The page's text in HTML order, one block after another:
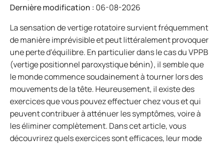
Dernière modification : 06-08-2026
La sensation de vertige rotatoire survient fréquemment
de manière imprévisible et peut littéralement provoquer
une perte d'équilibre. En particulier dans le cas du VPPB
(vertige positionnel paroxystique bénin), il semble que
le monde commence soudainement à tourner lors des
mouvements de la tête. Heureusement, il existe des
exercices que vous pouvez effectuer chez vous et qui
peuvent contribuer à atténuer les symptômes, voire à
les éliminer complètement. Dans cet article, vous
découvrirez quels exercices sont efficaces, leur mode